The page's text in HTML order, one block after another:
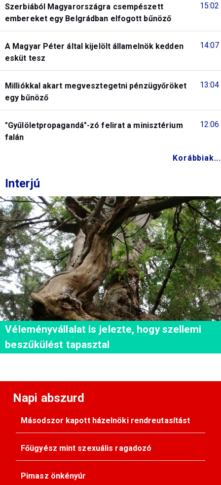
15:02
Szerbiából Magyarországra csempészett
embereket egy Belgrádban elfogott bűnöző
14:07
A Magyar Péter által kijelölt államelnök kedden
esküt tesz
13:04
Milliókkal akart megvesztegetni pénzügyőröket
egy bűnöző
12:06
"Gyűlöletpropagandá"-zó felirat a minisztérium
falán
Korábbiak...
Interjú
Véleményvállalat is jelezte, hogy szellemi
beszűkülést tapasztal
Napi abszurd
Másodszor kapott házelnöki rendreutasítást
Főügyész mint szexuális ragadozó
Pimasz önkényúr